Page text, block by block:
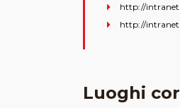
http://
http://
Luoghi